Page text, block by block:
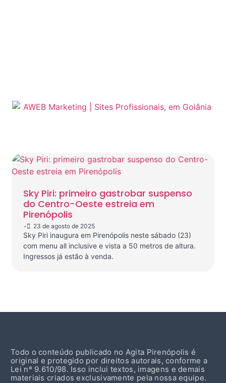
Sky Piri: primeiro gastrobar suspenso
do Centro-Oeste estreia em
Pirenópolis
• 23 de agosto de 2025
Sky Piri inaugura em Pirenópolis neste sábado (23)
com menu all inclusive e vista a 50 metros de altura.
Ingressos já estão à venda.
Todo o conteúdo publicado no Agita Pirenópolis é
original e protegido por direitos autorais, conforme a
Lei nº 9.610/98. Isso inclui textos, imagens e demais
materiais criados exclusivamente pela nossa equipe.